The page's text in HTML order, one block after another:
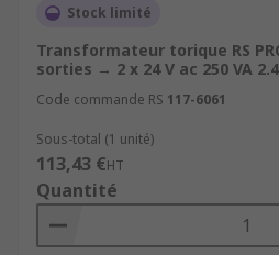
Stock limité
Transformateur torique RS
sorties → 2 x 24 V ac 250 VA
Code commande RS 117-6061
Sous-total (1 unité)
113,43 €HT
Quantité